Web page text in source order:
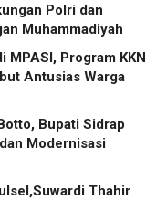
Polri dan
Muhammadiyah
MPASI, Program KKN
Antusias Warga
Bupati Sidrap
Modernisasi
Thahir